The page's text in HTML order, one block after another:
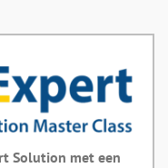
Solution met een